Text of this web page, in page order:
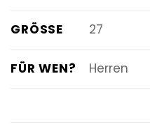
GRÖSSE 27
FÜR WEN? Herren